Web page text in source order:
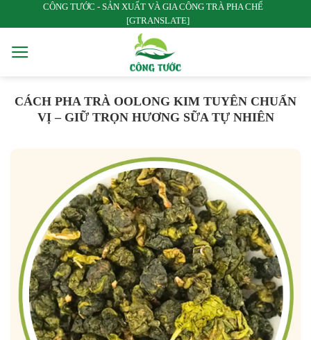
qua
dung
CÔNG TƯỚC - SẢN XUẤT VÀ GIA CÔNG TRÀ PHA CHẾ
[GTRANSLATE]
CÁCH PHA TRÀ OOLONG KIM TUYÊN CHUẨN
VỊ – GIỮ TRỌN HƯƠNG SỮA TỰ NHIÊN